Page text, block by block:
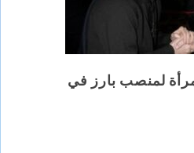
لمنصب بارز في